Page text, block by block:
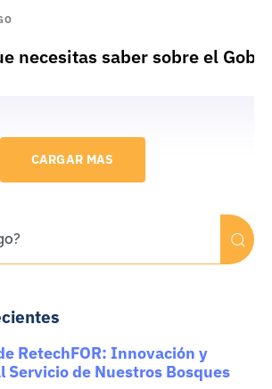
necesitas saber sobre el
CARGAR MAS
RetechFOR: Innovación y
Servicio de Nuestros Bosques